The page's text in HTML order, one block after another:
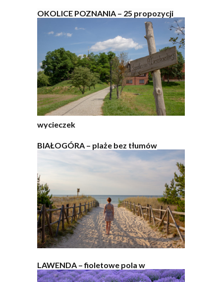
OKOLICE POZNANIA – 25 propozycji
wycieczek
BIAŁOGÓRA – plaże bez tłumów
LAWENDA – fioletowe pola w